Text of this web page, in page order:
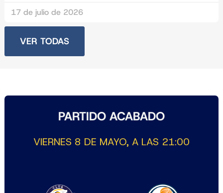
17 de julio de 2026
VER TODAS
PARTIDO ACABADO
VIERNES 8 DE MAYO, A LAS 21:00